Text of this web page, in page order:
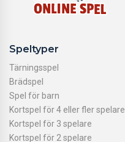
Speltyper
Tärningsspel
Brädspel
Spel för barn
Kortspel för 4 eller fler spelare
Kortspel för 3 spelare
Kortspel för 2 spelare